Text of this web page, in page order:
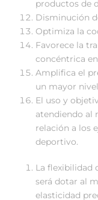
productos de
Disminución
Optimiza la
Favorece la
concéntrica
Amplifica el
un mayor
El uso y
atendiendo al
relación a los
deportivo.
La flexibilidad
será dotar al
elasticidad